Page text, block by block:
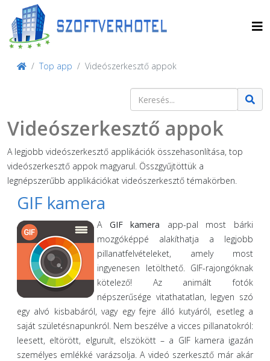
Top app Videószerkesztő appok
Keresés
Videószerkesztő appok
A legjobb videószerkesztő applikációk összehasonlítása, top
videószerkesztő appok magyarul. Összgyűjtöttük a
legnépszerűbb applikációkat videószerkesztő témakörben.
GIF kamera
A GIF kamera app-pal most bárki
mozgóképpé alakíthatja a legjobb
pillanatfelvételeket, amely most
ingyenesen letölthető. GIF-rajongóknak
kötelező! Az animált fotók
népszerűsége vitathatatlan, legyen szó
egy alvó kisbabáról, vagy egy fejre álló kutyáról, esetleg a
saját születésnapunkról. Nem beszélve a vicces pillanatokról:
leesett, eltörött, elgurult, elszökött – a GIF kamera igazán
személyes emlékké varázsolja. A videó szerkesztő már akár